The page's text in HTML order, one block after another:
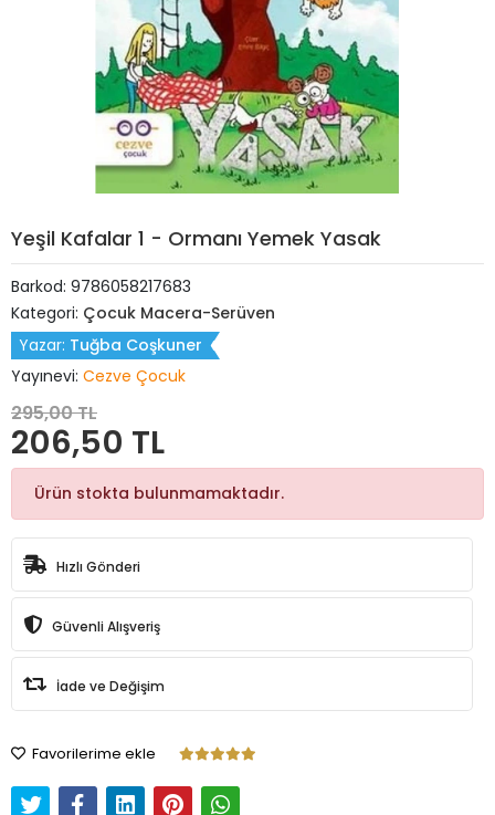
Yeşil Kafalar 1 - Ormanı Yemek Yasak
Barkod: 9786058217683
Kategori: Çocuk Macera-Serüven
Yazar: Tuğba Coşkuner
Yayınevi: Cezve Çocuk
295,00 TL
206,50 TL
Ürün stokta bulunmamaktadır.
Hızlı Gönderi
Güvenli Alışveriş
İade ve Değişim
Favorilerime ekle